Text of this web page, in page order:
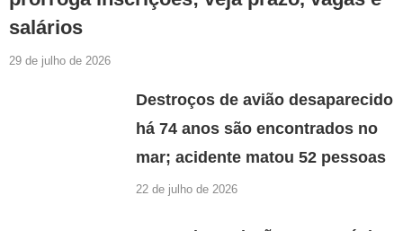
salários
29 de julho de 2026
Destroços de avião desaparecido
há 74 anos são encontrados no
mar; acidente matou 52 pessoas
22 de julho de 2026